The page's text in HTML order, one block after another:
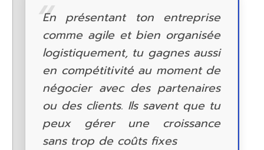
En présentant ton entreprise
comme agile et bien organisée
logistiquement, tu gagnes aussi
en compétitivité au moment de
négocier avec des partenaires
ou des clients. Ils savent que tu
peux gérer une croissance
sans trop de coûts fixes